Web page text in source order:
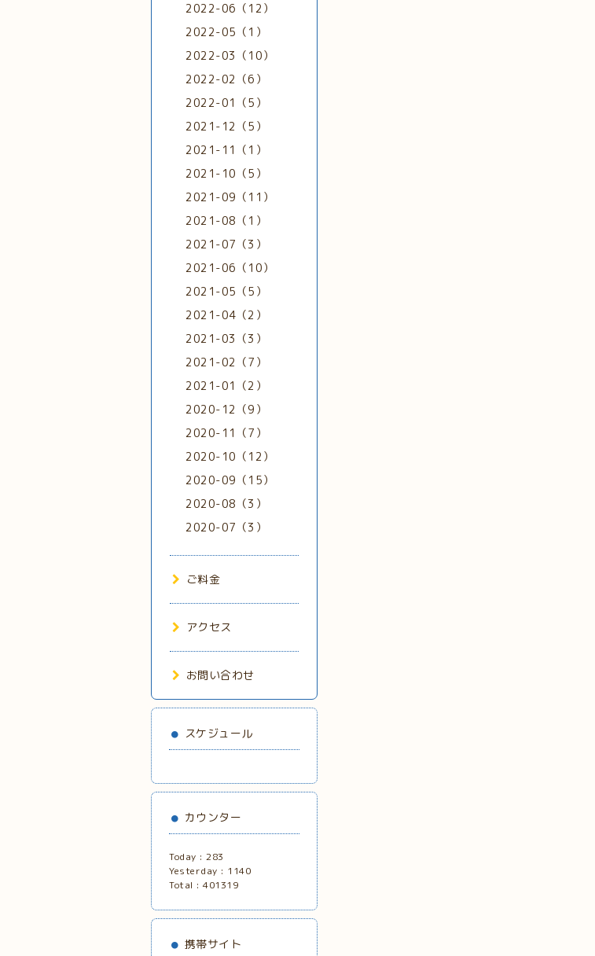
2022-06（12）
2022-05（1）
2022-03（10）
2022-02（6）
2022-01（5）
2021-12（5）
2021-11（1）
2021-10（5）
2021-09（11）
2021-08（1）
2021-07（3）
2021-06（10）
2021-05（5）
2021-04（2）
2021-03（3）
2021-02（7）
2021-01（2）
2020-12（9）
2020-11（7）
2020-10（12）
2020-09（15）
2020-08（3）
2020-07（3）
ご料金
アクセス
お問い合わせ
スケジュール
カウンター
Today : 283
Yesterday : 1140
Total : 401319
携帯サイト